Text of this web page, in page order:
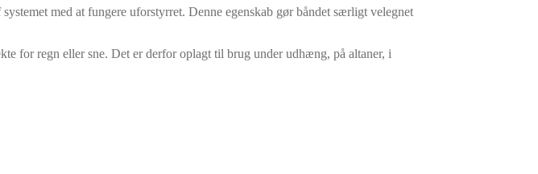
med at fungere uforstyrret. Denne egenskab gør båndet særligt velegnet
for regn eller sne. Det er derfor oplagt til brug under udhæng, på altaner, i